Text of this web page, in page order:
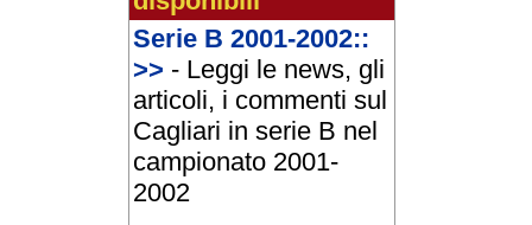
Serie B 2001-2002::
>> - Leggi le news, gli
articoli, i commenti sul
Cagliari in serie B nel
campionato 2001-
2002